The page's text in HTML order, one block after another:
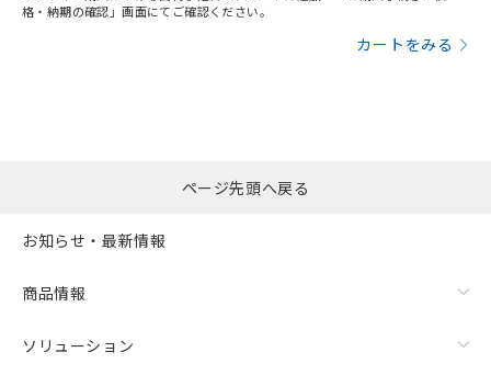
格・納期の確認」画面にてご確認ください。
カートをみる
ページ先頭へ戻る
お知らせ・最新情報
商品情報
ソリューション